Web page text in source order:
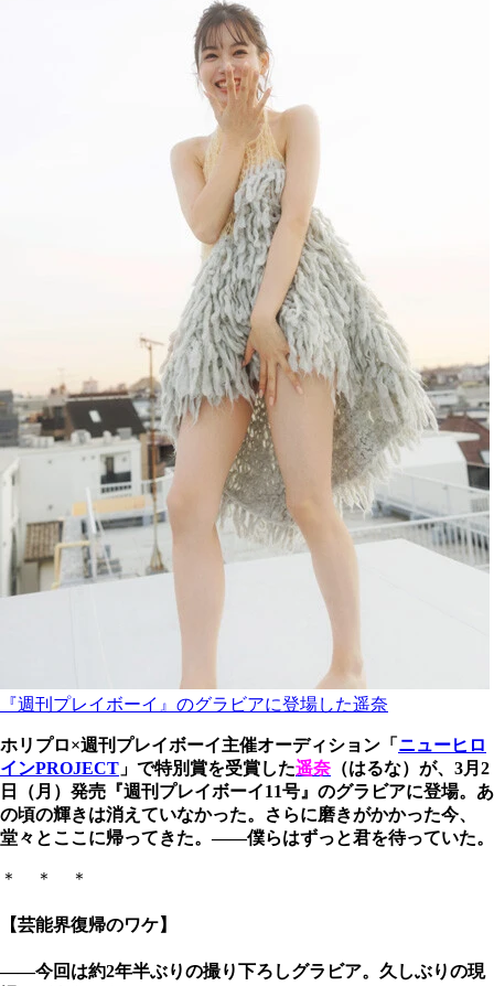
『週刊プレイボーイ』のグラビアに登場した遥奈
ホリプロ×週刊プレイボーイ主催オーディション「 ニューヒロ
インPROJECT 」で特別賞を受賞した遥奈 （はるな）が、3月2
日（月）発売『週刊プレイボーイ11号』のグラビアに登場。あ
の頃の輝きは消えていなかった。さらに磨きがかかった今、
堂々とここに帰ってきた。――僕らはずっと君を待っていた。
＊ ＊ ＊
【芸能界復帰のワケ】
――今回は約2年半ぶりの撮り下ろしグラビア。久しぶりの現